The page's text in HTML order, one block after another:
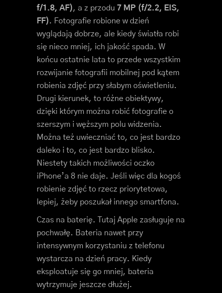
f/1.8, AF), a z przodu 7 MP (f/2.2, EIS,
FF). Fotografie robione w dzień
wyglądają dobrze, ale kiedy światła robi
się nieco mniej, ich jakość spada. W
końcu ostatnie lata to przede wszystkim
rozwijanie fotografii mobilnej pod kątem
robienia zdjęć przy słabym oświetleniu.
Drugi kierunek, to różne obiektywy,
dzięki którym można robić fotografie o
szerszym i węższym polu widzenia.
Można też uwieczniać to, co jest bardzo
daleko i to, co jest bardzo blisko.
Niestety takich możliwości oczko
iPhone’a 8 nie daje. Jeśli więc dla kogoś
robienie zdjęć to rzecz priorytetowa,
lepiej, żeby poszukał innego smartfona.
Czas na baterię. Tutaj Apple zasługuje na
pochwałę. Bateria nawet przy
intensywnym korzystaniu z telefonu
wystarcza na dzień pracy. Kiedy
eksploatuje się go mniej, bateria
wytrzymuje jeszcze dłużej.